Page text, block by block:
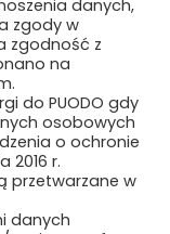
danych,
zgody w
zgodność z
na
do PUODO gdy
osobowych
o ochronie
2016 r.
przetwarzane w
danych